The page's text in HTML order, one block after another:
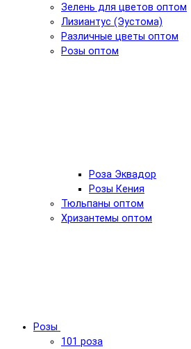
Зелень для цветов оптом
Лизиантус (Эустома)
Различные цветы оптом
Розы оптом
Роза Эквадор
Розы Кения
Тюльпаны оптом
Хризантемы оптом
Розы
101 роза